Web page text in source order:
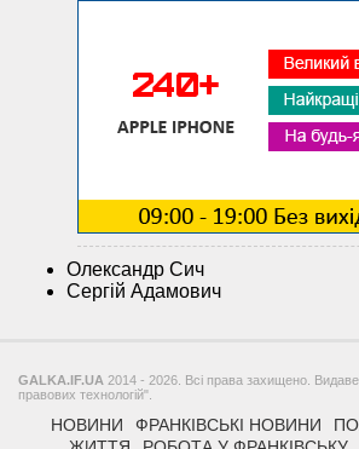
Олександр Сич
Сергій Адамович
GALKA.IF.UA 2014 - 2026. Всі права захищено.
правових технологій".
НОВИНИ ФРАНКІВСЬКІ НОВИНИ